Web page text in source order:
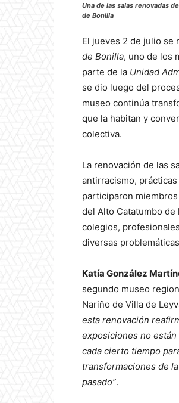
Una de las salas renovadas
de Bonilla
El jueves 2 de julio se
de Bonilla, uno de los
parte de la Unidad
se dio luego del
museo continúa
que la habitan y
colectiva.
La renovación de las
antirracismo,
participaron
del Alto Catatumbo
colegios,
diversas
Katía González
segundo museo
Nariño de Villa de
esta renovación
exposiciones no están
cada cierto tiempo
transformaciones de
pasado”.